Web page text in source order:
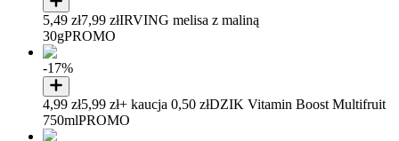
5,49 zł7,99 złIRVING melisa z maliną
30gPROMO
-17%
4,99 zł5,99 zł+ kaucja 0,50 złDZIK Vitamin Boost Multifruit
750mlPROMO